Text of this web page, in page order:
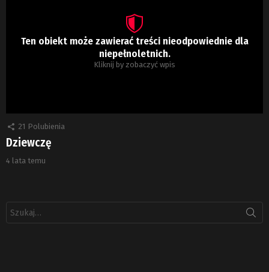
Ten obiekt może zawierać treści nieodpowiednie dla
niepełnoletnich.
Kliknij by zobaczyć wpis
21 Polubienia
Dziewczę
4 lata temu